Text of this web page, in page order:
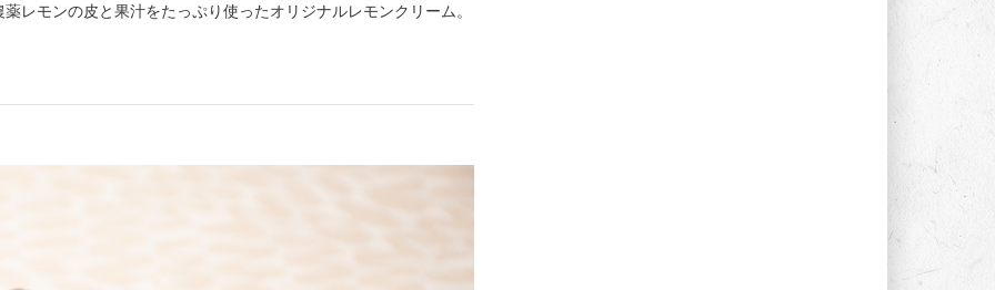
レモンの皮と果汁をたっぷり使ったオリジナルレモンクリーム。